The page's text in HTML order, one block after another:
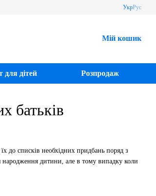
УкрРус
Мій кошик
для дітей Розпродаж
батьків
до списків необхідних придбань поряд з
народження дитини, але в тому випадку коли